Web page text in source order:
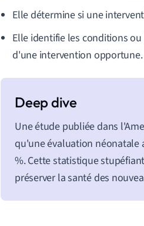
Elle détermine si une
Elle identifie les conditions
d'une intervention opportune.
Une étude publiée dans
qu'une évaluation néonatale
%. Cette statistique
préserver la santé des